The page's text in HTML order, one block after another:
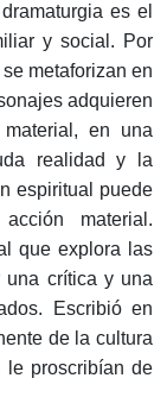
es el
y social. Por
metaforizan en
adquieren
en una
realidad y la
espiritual puede
material.
que explora las
una crítica y una
Escribió en
de la cultura
proscribían de